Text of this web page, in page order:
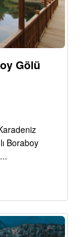
Gölü
Boraboy